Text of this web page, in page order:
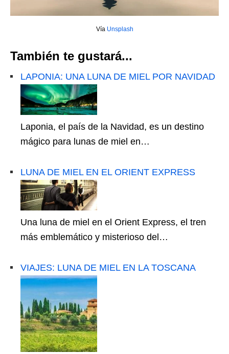
Vía Unsplash
También te gustará...
LAPONIA: UNA LUNA DE MIEL POR NAVIDAD
Laponia, el país de la Navidad, es un destino
mágico para lunas de miel en…
LUNA DE MIEL EN EL ORIENT EXPRESS
Una luna de miel en el Orient Express, el tren
más emblemático y misterioso del…
VIAJES: LUNA DE MIEL EN LA TOSCANA